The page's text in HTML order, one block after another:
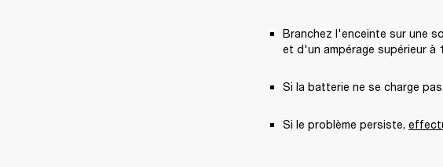
Branchez l'enceinte sur une
et d'un ampérage supérieur à
Si la batterie ne se charge
Si le problème persiste,